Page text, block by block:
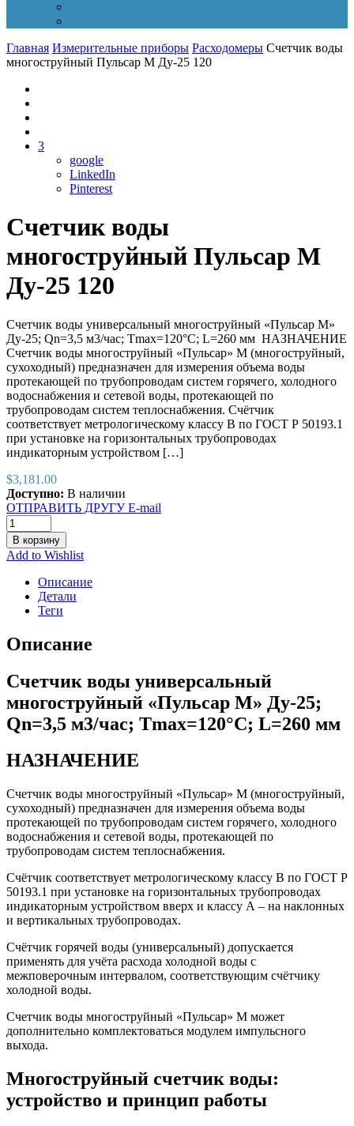
Главная Измерительные приборы Расходомеры Счетчик воды
многоструйный Пульсар М Ду-25 120
3
google
LinkedIn
Pinterest
Счетчик воды
многоструйный Пульсар М
Ду-25 120
Счетчик воды универсальный многоструйный «Пульсар М»
Ду-25; Qn=3,5 м3/час; Тmax=120°С; L=260 мм НАЗНАЧЕНИЕ
Счетчик воды многоструйный «Пульсар» М (многоструйный,
сухоходный) предназначен для измерения объема воды
протекающей по трубопроводам систем горячего, холодного
водоснабжения и сетевой воды, протекающей по
трубопроводам систем теплоснабжения. Счётчик
соответствует метрологическому классу В по ГОСТ Р 50193.1
при установке на горизонтальных трубопроводах
индикаторным устройством […]
$3,181.00
Доступно: В наличии
ОТПРАВИТЬ ДРУГУ E-mail
В корзину
Add to Wishlist
Описание
Детали
Теги
Описание
Счетчик воды универсальный
многоструйный «Пульсар М» Ду-25;
Qn=3,5 м3/час; Тmax=120°С; L=260 мм
НАЗНАЧЕНИЕ
Счетчик воды многоструйный «Пульсар» М (многоструйный,
сухоходный) предназначен для измерения объема воды
протекающей по трубопроводам систем горячего, холодного
водоснабжения и сетевой воды, протекающей по
трубопроводам систем теплоснабжения.
Счётчик соответствует метрологическому классу В по ГОСТ Р
50193.1 при установке на горизонтальных трубопроводах
индикаторным устройством вверх и классу А – на наклонных
и вертикальных трубопроводах.
Счётчик горячей воды (универсальный) допускается
применять для учёта расхода холодной воды с
межповерочным интервалом, соответствующим счётчику
холодной воды.
Счетчик воды многоструйный «Пульсар» М может
дополнительно комплектоваться модулем импульсного
выхода.
Многоструйный счетчик воды:
устройство и принцип работы